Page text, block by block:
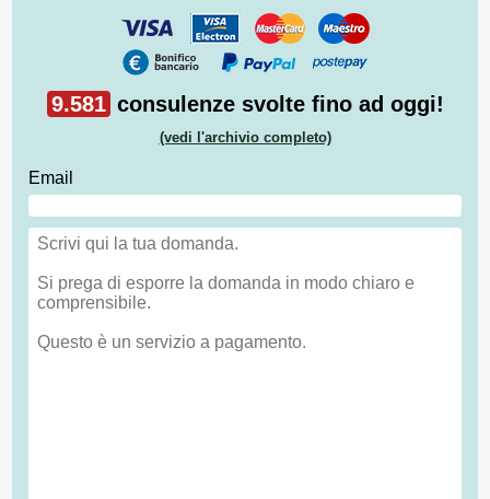
9.581 consulenze svolte fino ad oggi!
(vedi l'archivio completo)
Email